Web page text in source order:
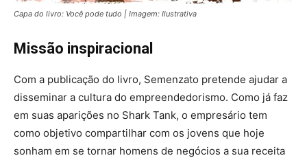
Capa do livro: Você pode tudo | Imagem: Ilustrativa
Missão inspiracional
Com a publicação do livro, Semenzato pretende ajudar a
disseminar a cultura do empreendedorismo. Como já faz
em suas aparições no Shark Tank, o empresário tem
como objetivo compartilhar com os jovens que hoje
sonham em se tornar homens de negócios a sua receita